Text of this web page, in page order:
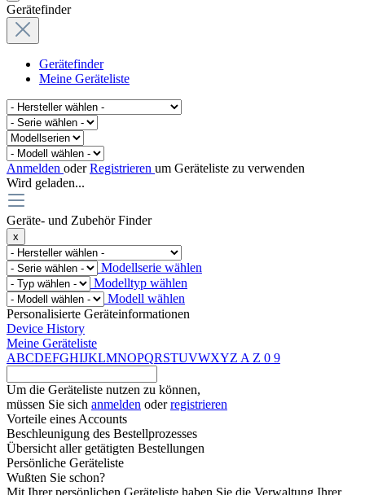
Gerätefinder
Gerätefinder
Meine Geräteliste
Anmelden oderRegistrieren um Geräteliste zu verwenden
Wird geladen...
Geräte- und Zubehör Finder
x
Modellserie wählen
Modelltyp wählen
Modell wählen
Personalisierte Geräteinformationen
Device History
Meine Geräteliste
ABCDEFGHIJKLMNOPQRSTUVWXYZ A Z 0 9
Um die Geräteliste nutzen zu können,
müssen Sie sich anmelden oderregistrieren
Vorteile eines Accounts
Beschleunigung des Bestellprozesses
Übersicht aller getätigten Bestellungen
Persönliche Geräteliste
Wußten Sie schon?
Mit Ihrer persönlichen Geräteliste haben Sie die Verwaltung Ihrer